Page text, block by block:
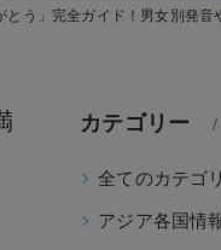
とう」完全ガイド！男女別発
カテゴリー
全てのカテゴ
アジア各国情